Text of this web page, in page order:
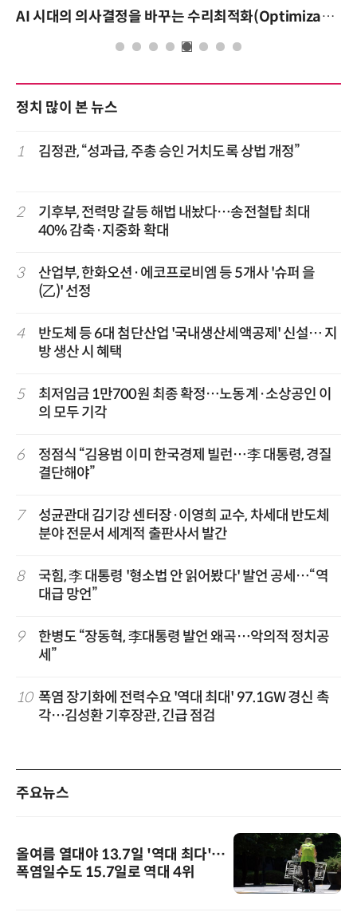
AI 시대의 의사결정을 바꾸는 수리최적화(Optimization): 실제 산업 적용 사례와 활용 전략 AI 핀옵스 실전 세미나
정치 많이 본 뉴스
1 김정관, “성과급, 주총 승인 거치도록 상법 개정”
2
기후부, 전력망 갈등 해법 내놨다…송전철탑 최대
40% 감축·지중화 확대
3
산업부, 한화오션·에코프로비엠 등 5개사 '슈퍼 을
(乙)' 선정
4
반도체 등 6대 첨단산업 '국내생산세액공제' 신설… 지
방 생산 시 혜택
5
최저임금 1만700원 최종 확정…노동계·소상공인 이
의 모두 기각
6
정점식 “김용범 이미 한국경제 빌런…李 대통령, 경질
결단해야”
7
성균관대 김기강 센터장·이영희 교수, 차세대 반도체
분야 전문서 세계적 출판사서 발간
8
국힘, 李 대통령 '형소법 안 읽어봤다' 발언 공세…“역
대급 망언”
9
한병도 “장동혁, 李대통령 발언 왜곡…악의적 정치공
세”
10 폭염 장기화에 전력수요 '역대 최대' 97.1GW 경신 촉
각…김성환 기후장관, 긴급 점검
주요뉴스
올여름 열대야 13.7일 '역대 최다'…
폭염일수도 15.7일로 역대 4위